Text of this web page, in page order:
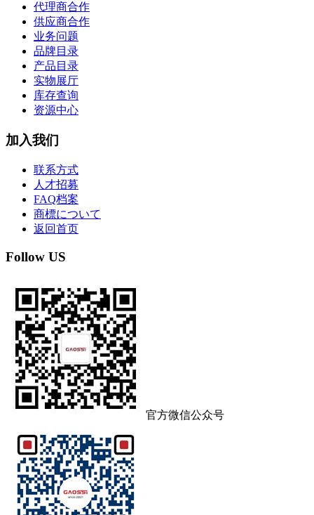
代理商合作
供应商合作
业务问题
品牌目录
产品目录
实物展厅
库存查询
资源中心
加入我们
联系方式
人才招募
FAQ档案
商標について
返回首页
Follow US
官方微信公众号